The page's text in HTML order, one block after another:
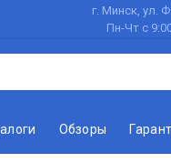
г. Минск, ул.
Пн-Чт с
Обзоры